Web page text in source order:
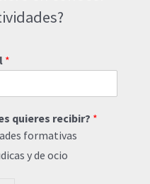
*
quieres recibir? *
formativas
y de ocio